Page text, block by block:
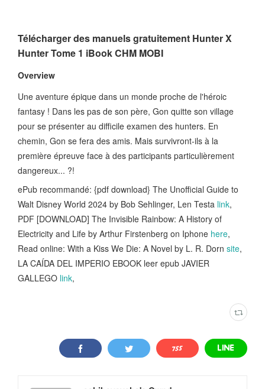
Télécharger des manuels gratuitement Hunter X
Hunter Tome 1 iBook CHM MOBI
Overview
Une aventure épique dans un monde proche de l'héroic
fantasy ! Dans les pas de son père, Gon quitte son village
pour se présenter au difficile examen des hunters. En
chemin, Gon se fera des amis. Mais survivront-ils à la
première épreuve face à des participants particulièrement
dangereux... ?!
ePub recommandé: {pdf download} The Unofficial Guide to
Walt Disney World 2024 by Bob Sehlinger, Len Testa link,
PDF [DOWNLOAD] The Invisible Rainbow: A History of
Electricity and Life by Arthur Firstenberg on Iphone here,
Read online: With a Kiss We Die: A Novel by L. R. Dorn site,
LA CAÍDA DEL IMPERIO EBOOK leer epub JAVIER
GALLEGO link,